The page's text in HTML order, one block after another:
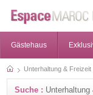
Gästehaus
Unterhaltung & Freizeit
Suche :